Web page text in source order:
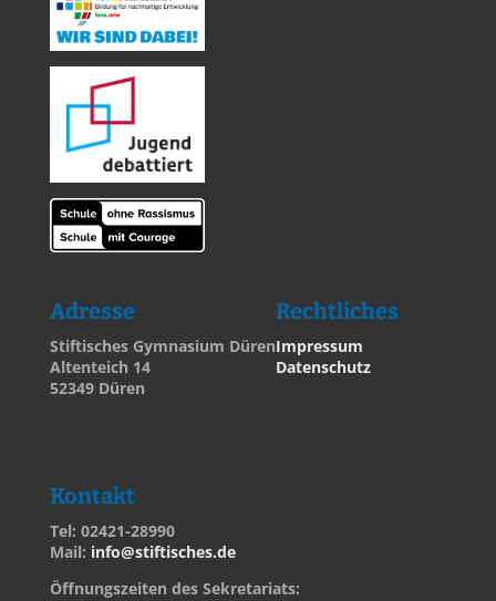
Adresse
Stiftisches Gymnasium Düren
Altenteich 14
52349 Düren
Rechtliches
Impressum
Datenschutz
Kontakt
Tel: 02421-28990
Mail: info@stiftisches.de
Öffnungszeiten des Sekretariats: